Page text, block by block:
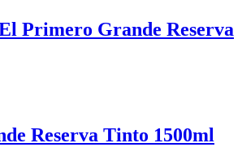
Primero Grande Reserva
Reserva Tinto 1500ml